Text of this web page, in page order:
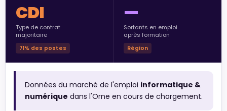
CDI
Type de contrat
majoritaire
71% des postes
—
Sortants en emploi
après formation
Région
Données du marché de l'emploi informatique &
numérique dans l'Orne en cours de chargement.